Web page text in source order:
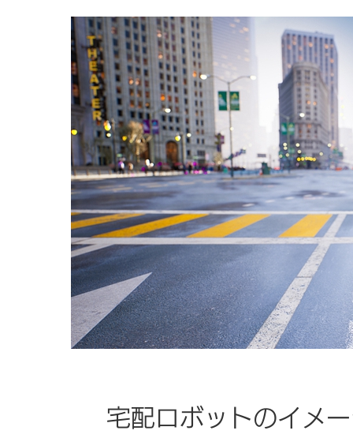
宅配ロボットのイメ